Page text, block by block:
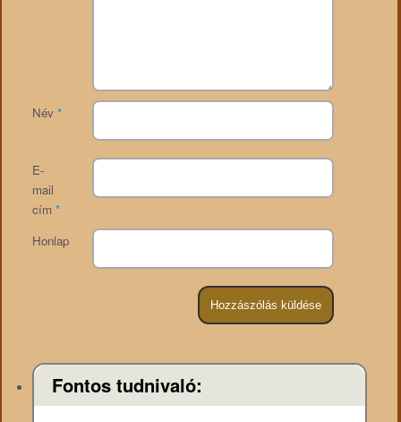
Név *
E-
mail
cím *
Honlap
Fontos tudnivaló: